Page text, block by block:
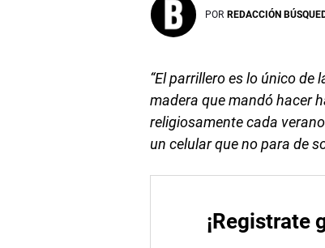
POR REDACCIÓN
“El parrillero es lo único de
madera que mandó hacer
religiosamente cada
un celular que no para de
¡Registrate